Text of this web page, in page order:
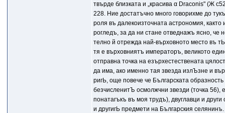
твърде близката и „красива α Draconis" (Ж
228. Ние достатъчно много говорихме до
роля въ далекоизточната астрономия,
рогледъ, за да ни стане отведнажъ ясно, че
телно й отрежда най-върховното место въ
тя е върховниятъ императоръ, великото
отправна точка на езърхестествената
да има, ако именно тая звезда излЪзне и
ригЬ, още повече че Българската
безчисленитЪ осмолжчни звезди (точка 56),
понатагъкъ въ моя трудъ), двуглавци и
и другигЬ предмети на Българския селянинъ.